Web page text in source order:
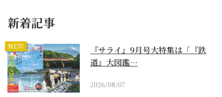
新着記事
NEW
『サライ』9月号大特集は「『鉄
道』大図鑑…
2026/08/07